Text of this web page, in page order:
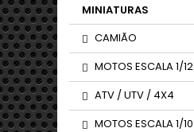
MINIATURAS
CAMIÃO
MOTOS ESCALA 1/12
ATV / UTV / 4X4
MOTOS ESCALA 1/10